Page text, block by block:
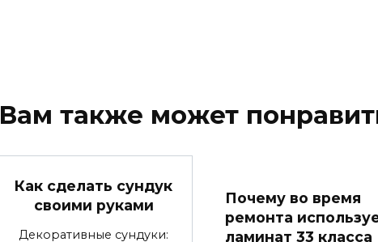
Вам также может
Как сделать сундук
своими руками
Декоративные сундуки:
Почему во время
ремонта
ламинат 33 класса